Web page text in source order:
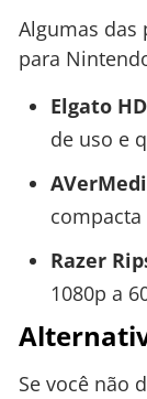
Algumas das
para
Elgato
de uso e
Razer
1080p a
Se você não